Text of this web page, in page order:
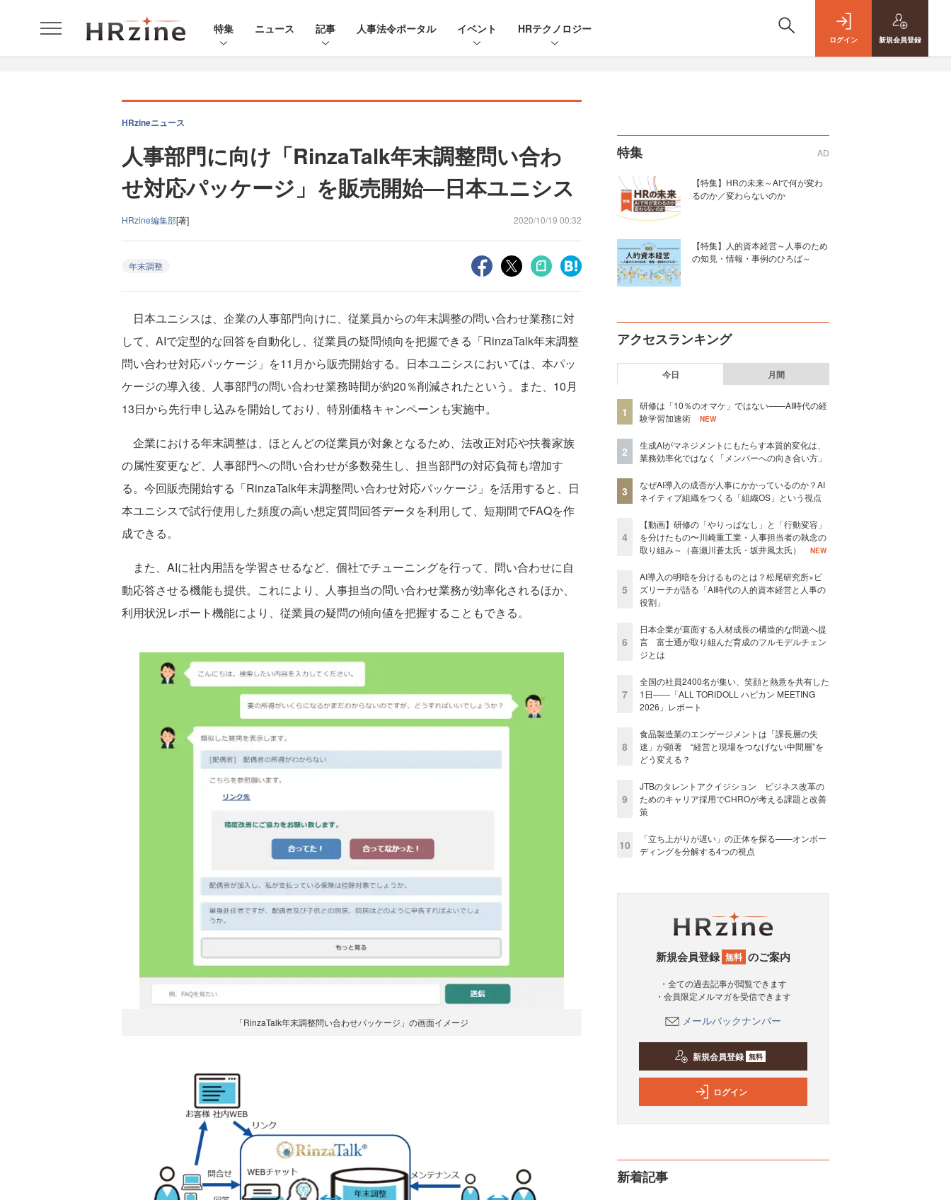
特集 ニュース 記事 人事法令ポータル イベント HRテクノロジー
ログイン 新規会員登録
HRzineニュース
人事部門に向け「RinzaTalk年末調整問い合わ
せ対応パッケージ」を販売開始―日本ユニシス
HRzine編集部[著] 2020/10/19 00:32
年末調整
日本ユニシスは、企業の人事部門向けに、従業員からの年末調整の問い合わせ業務に対
して、AIで定型的な回答を自動化し、従業員の疑問傾向を把握できる「RinzaTalk年末調整
問い合わせ対応パッケージ」を11月から販売開始する。日本ユニシスにおいては、本パッ
ケージの導入後、人事部門の問い合わせ業務時間が約20％削減されたという。また、10月
13日から先行申し込みを開始しており、特別価格キャンペーンも実施中。
企業における年末調整は、ほとんどの従業員が対象となるため、法改正対応や扶養家族
の属性変更など、人事部門への問い合わせが多数発生し、担当部門の対応負荷も増加す
る。今回販売開始する「RinzaTalk年末調整問い合わせ対応パッケージ」を活用すると、日
本ユニシスで試行使用した頻度の高い想定質問回答データを利用して、短期間でFAQを作
成できる。
また、AIに社内用語を学習させるなど、個社でチューニングを行って、問い合わせに自
動応答させる機能も提供。これにより、人事担当の問い合わせ業務が効率化されるほか、
利用状況レポート機能により、従業員の疑問の傾向値を把握することもできる。
「RinzaTalk年末調整問い合わせパッケージ」の画面イメージ
特集 AD
【特集】HRの未来～AIで何が変わ
るのか／変わらないのか
【特集】人的資本経営～人事のため
の知見・情報・事例のひろば～
アクセスランキング
今日 月間
1
研修は「10％のオマケ」ではない——AI時代の経
験学習加速術
NEW
2
生成AIがマネジメントにもたらす本質的変化は、
業務効率化ではなく「メンバーへの向き合い方」
3
なぜAI導入の成否が人事にかかっているのか？AI
ネイティブ組織をつくる「組織OS」という視点
4
【動画】研修の「やりっぱなし」と「行動変容」
を分けたもの〜川崎重工業・人事担当者の執念の
取り組み～（喜瀬川蒼太氏・坂井風太氏）
NEW
5
AI導入の明暗を分けるものとは？松尾研究所×ビ
ズリーチが語る「AI時代の人的資本経営と人事の
役割」
6
日本企業が直面する人材成長の構造的な問題へ提
言 富士通が取り組んだ育成のフルモデルチェン
ジとは
7
全国の社員2400名が集い、笑顔と熱意を共有した
1日――「ALL TORIDOLL ハピカン MEETING
2026」レポート
8
食品製造業のエンゲージメントは「課長層の失
速」が顕著 “経営と現場をつなげない中間層”を
どう変える？
9
JTBのタレントアクイジション ビジネス改革の
ためのキャリア採用でCHROが考える課題と改善
策
10
「立ち上がりが遅い」の正体を探る——オンボー
ディングを分解する4つの視点
新規会員登録 無料 のご案内
・全ての過去記事が閲覧できます
・会員限定メルマガを受信できます
メールバックナンバー
新規会員登録 無料
ログイン
新着記事